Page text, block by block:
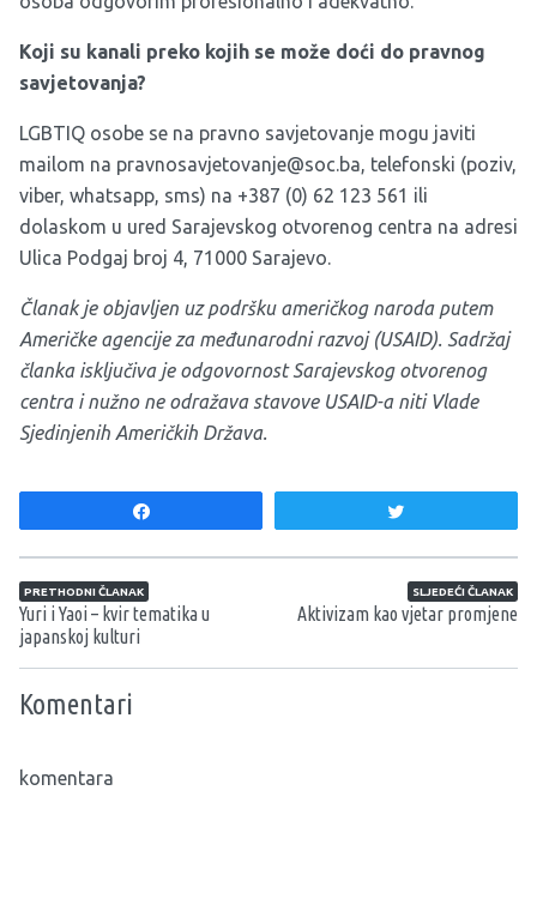
Koji su kanali preko kojih se može doći do pravnog
savjetovanja?
LGBTIQ osobe se na pravno savjetovanje mogu javiti
mailom na pravnosavjetovanje@soc.ba, telefonski (poziv,
viber, whatsapp, sms) na +387 (0) 62 123 561 ili
dolaskom u ured Sarajevskog otvorenog centra na adresi
Ulica Podgaj broj 4, 71000 Sarajevo.
Članak je objavljen uz podršku američkog naroda putem
Američke agencije za međunarodni razvoj (USAID). Sadržaj
članka isključiva je odgovornost Sarajevskog otvorenog
centra i nužno ne odražava stavove USAID-a niti Vlade
Sjedinjenih Američkih Država.
Navigacija članaka
PRETHODNI ČLANAK
Yuri i Yaoi – kvir tematika u
japanskoj kulturi
SLJEDEĆI ČLANAK
Aktivizam kao vjetar promjene
Komentari
komentara